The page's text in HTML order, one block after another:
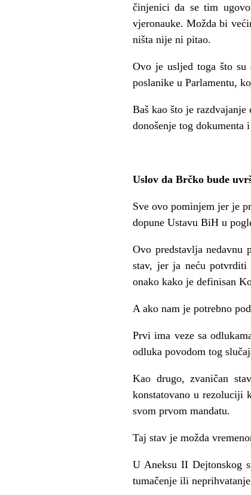
činjenici da se tim
vjeronauke. Možda bi
ništa nije ni pitao.
Ovo je usljed toga što su
poslanike u Parlamentu,
Baš kao što je
donošenje tog dokumenta
Uslov da Brčko bude
Sve ovo pominjem jer je
dopune Ustavu BiH u
Ovo predstavlja nedavnu
stav, jer ja neću
onako kako je definisan
A ako nam je potrebno
Prvi ima veze sa
odluka povodom tog
Kao drugo, zvaničan
konstatovano u rezoluciji
svom prvom mandatu.
Taj stav je možda
U Aneksu II Dejtonskog
tumačenje ili